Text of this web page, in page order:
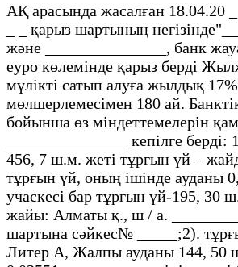
АҚ арасында жасалған 18.04.20
_ _ қарыз шартының
және _______________, банк
еуро көлемінде қарыз берді
мүлікті сатып алуға жылдық
мөлшерлемесімен 180 ай.
бойынша өз міндеттемелерін
_______________ кепілге
456, 7 ш.м. жеті тұрғын үй –
тұрғын үй, оның ішінде ауданы
учаскесі бар тұрғын үй-195, 30
жайы: Алматы қ., ш / а.
шартына сәйкес№ _____;2).
Литер А, Жалпы ауданы 144, 50